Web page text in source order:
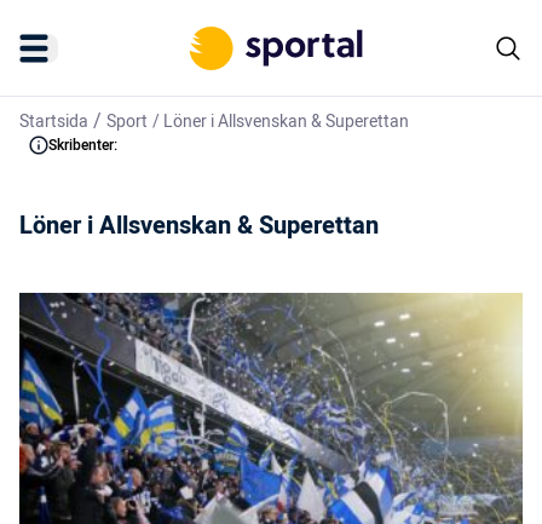
Startsida / Sport /Löner i Allsvenskan & Superettan
Skribenter:
Löner i Allsvenskan & Superettan